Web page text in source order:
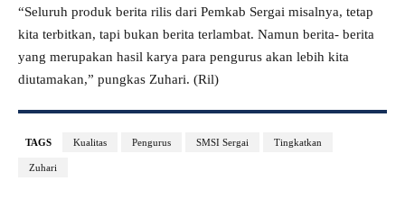
“Seluruh produk berita rilis dari Pemkab Sergai misalnya, tetap
kita terbitkan, tapi bukan berita terlambat. Namun berita- berita
yang merupakan hasil karya para pengurus akan lebih kita
diutamakan,” pungkas Zuhari. (Ril)
TAGS Kualitas Pengurus SMSI Sergai Tingkatkan
Zuhari